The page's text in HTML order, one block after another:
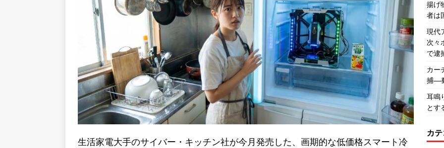
生活家電大手のサイバー・キッチン社が今月発売した、画期的な低価格スマート冷
揚げ
者は
現代
次々
で逮
カー
捕――
耳鳴
とす
カ